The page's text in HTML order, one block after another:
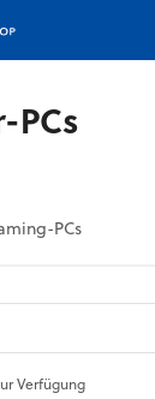
PCs
PCs
Verfügung